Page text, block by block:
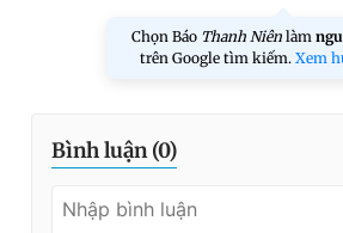
Chọn Báo Thanh Niên làm
trên Google tìm kiếm. Xem
Bình luận (0)